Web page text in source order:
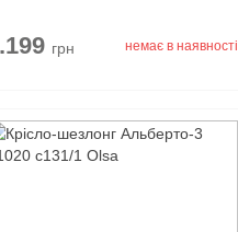
грн немає в наявності